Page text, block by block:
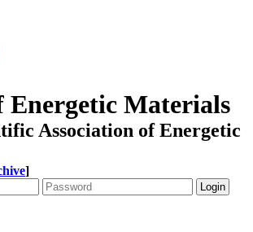
Energetic Materials
Association of Energetic
]